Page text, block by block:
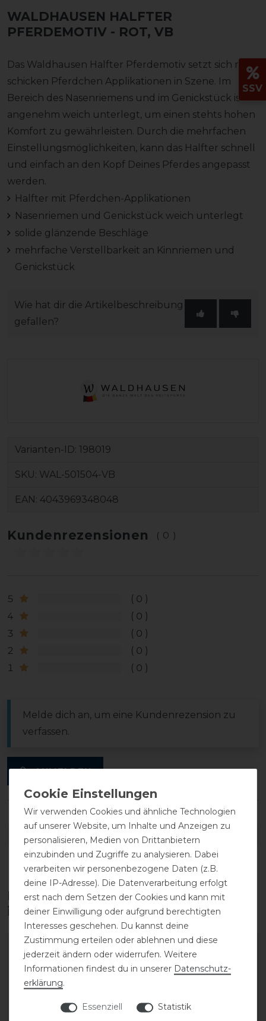
WALDHAUSEN HALFTER
PFERDEMOTIV - ROT, VB
Das Waldhausen Halfter Pferdemotiv setzt sich mit
schicken Pferdchen Applikationen in Szene. Im
Bereich des Nasenriemens und im Genickstück ist es
angenehm weich unterlegt, um einen stehts hohen
Komfort zu gewährleisten. Durch die mehrfachen
Einstellungsmöglichkeiten, kann das Halfter schnell
und einfach an den Kopf Deines Pferdes angepasst
werden.
Halfter mit Pferdchen-Applikationen
Nasenriemen und Genickstück weich unterlegt
solide glänzende Beschläge
mehrfache Verstellbarkeit an Kinnriemen und
Genickstück
Wie hat dir die Artikelbeschreibung
gefallen?
Varianten-ID: 198019
SKU: WAL-501504-VB
EAN: 4043969348048
Kundenrezensionen (0)
5
0
4
0
3
0
2
0
1
0
Melde dich an, um eine Kundenrezension zu
verfassen.
ANMELDEN
DETAILS ZUR PRODUKTSICHERHEIT
Diese Produkte könnten dich auch
interessieren
SSV
Wir verwenden Cookies und ähnliche Technologien
auf unserer Website, um Inhalte und Anzeigen zu
personalisieren, Medien von Drittanbietern
einzubinden und Zugriffe zu analysieren. Dabei
verarbeiten wir personenbezogene Daten (z.B.
deine IP-Adresse). Die Datenverarbeitung erfolgt
erst nach dem Setzen der Cookies und kann mit
deiner Einwilligung oder aufgrund berechtigten
Interesses geschehen. Du kannst deine
Zustimmung erteilen oder ablehnen und diese
jederzeit ändern oder widerrufen. Weitere
Informationen findest du in unserer Daten­schutz­
erklärung.
Essenziell
Statistik